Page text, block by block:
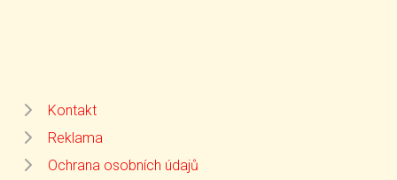
Kontakt
Reklama
Ochrana osobních údajů